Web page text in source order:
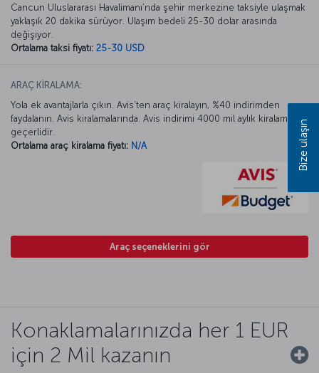
Cancun Uluslararası Havalimanı’nda şehir merkezine taksiyle ulaşmak
yaklaşık 20 dakika sürüyor. Ulaşım bedeli 25-30 dolar arasında
değişiyor.
Ortalama taksi fiyatı: 25-30 USD
ARAÇ KİRALAMA:
Yola ek avantajlarla çıkın. Avis’ten araç kiralayın, %40 indirimden
faydalanın. Avis kiralamalarında. Avis indirimi 4000 mil aylık kiralamada
geçerlidir.
Ortalama araç kiralama fiyatı: N/A
Araç seçeneklerini gör
Konaklamalarınızda her 1 EUR
için 2 Mil kazanın
Bize ulaşın